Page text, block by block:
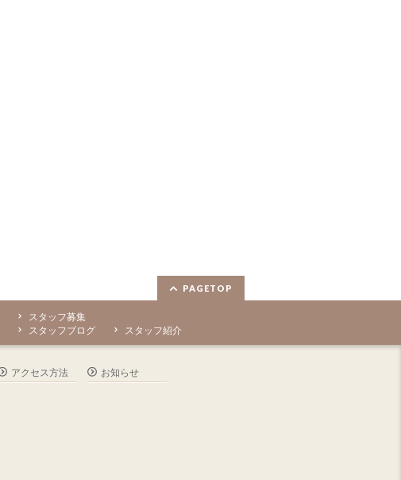
PAGETOP
スタッフ募集
スタッフブログ
スタッフ紹介
アクセス方法 お知らせ